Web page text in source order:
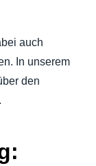
auch
In unserem
den
.